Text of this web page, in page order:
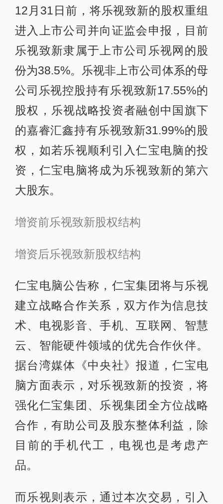
12月31日前，将乐视致新的股权重组
进入上市公司并向证监会申报，目前
乐视致新隶属于上市公司乐视网的股
份为38.5%。乐视非上市公司体系的母
公司乐视控股持有乐视致新17.55%的
股权，乐视战略投资者融创中国旗下
的嘉睿汇鑫持有乐视致新31.99%的股
权，如若乐视顺利引入仁宝电脑的投
资，仁宝电脑将成为乐视致新的第六
大股东。
增资前乐视致新股权结构
增资后乐视致新股权结构
仁宝电脑公告称，仁宝集团将与乐视
建立战略合作关系，双方作为信息技
术、电视影音、手机、互联网、智慧
云、智能硬件领域的优先合作伙伴。
据台湾媒体《中央社》报道，仁宝电
脑方面表示，对乐视致新的投资，将
强化仁宝集团、乐视集团全方位战略
合作，有助公司及股东整体利益，除
目前的手机代工，电视也是考虑产
品。
而乐视则表示，通过本次交易，引入